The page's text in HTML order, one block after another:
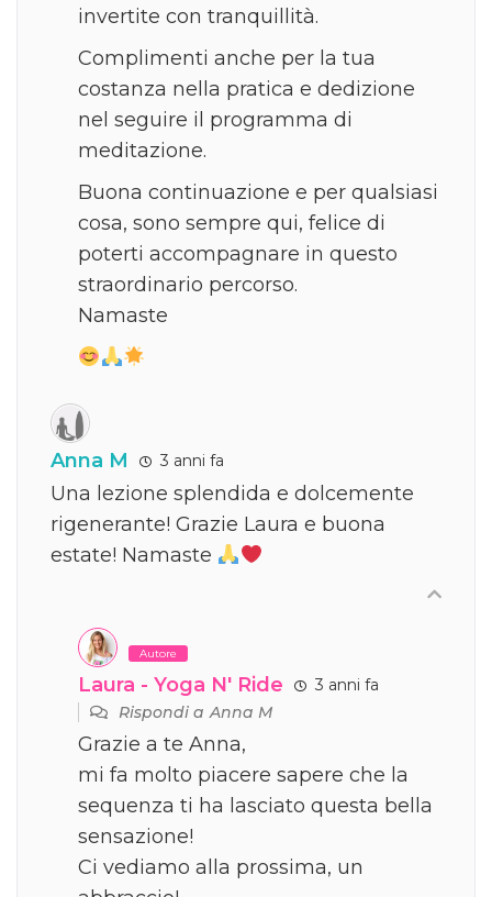
invertite con tranquillità.
Complimenti anche per la tua
costanza nella pratica e dedizione
nel seguire il programma di
meditazione.
Buona continuazione e per qualsiasi
cosa, sono sempre qui, felice di
poterti accompagnare in questo
straordinario percorso.
Namaste
Anna M 3 anni fa
Una lezione splendida e dolcemente
rigenerante! Grazie Laura e buona
estate! Namaste
Autore
Laura - Yoga N' Ride
3 anni fa
Rispondi aAnna M
Grazie a te Anna,
mi fa molto piacere sapere che la
sequenza ti ha lasciato questa bella
sensazione!
Ci vediamo alla prossima, un